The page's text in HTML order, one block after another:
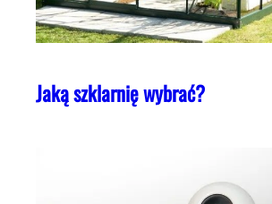
Jaką szklarnię wybrać?